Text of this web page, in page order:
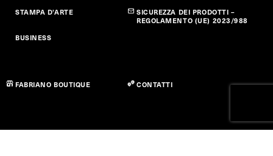
STAMPA D'ARTE
BUSINESS
SICUREZZA DEI PRODOTTI –
REGOLAMENTO (UE) 2023/988
FABRIANO BOUTIQUE CONTATTI